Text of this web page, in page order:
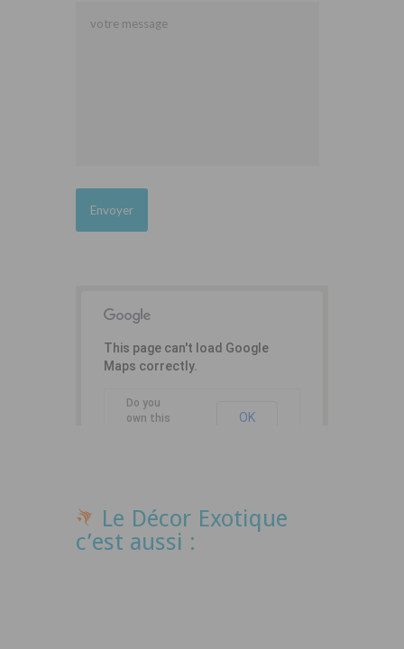
This page can't load Google
Maps correctly.
Do you
own this
OK
Le Décor Exotique
c’est aussi :